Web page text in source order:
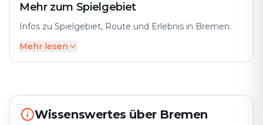
Mehr zum Spielgebiet
Infos zu Spielgebiet, Route und Erlebnis in Bremen.
Bremen, eine reizvolle Stadt im Nordwesten
Deutschlands, zeichnet sich durch ihre maritime
UNESCO-Weltkulturerbe, und die Stadtmusikanten-
Mehr lesen
Wissenswertes über Bremen